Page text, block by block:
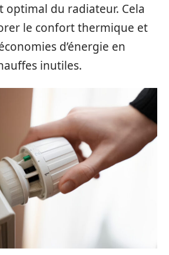
du radiateur. Cela
le confort thermique et
d’énergie en
inutiles.